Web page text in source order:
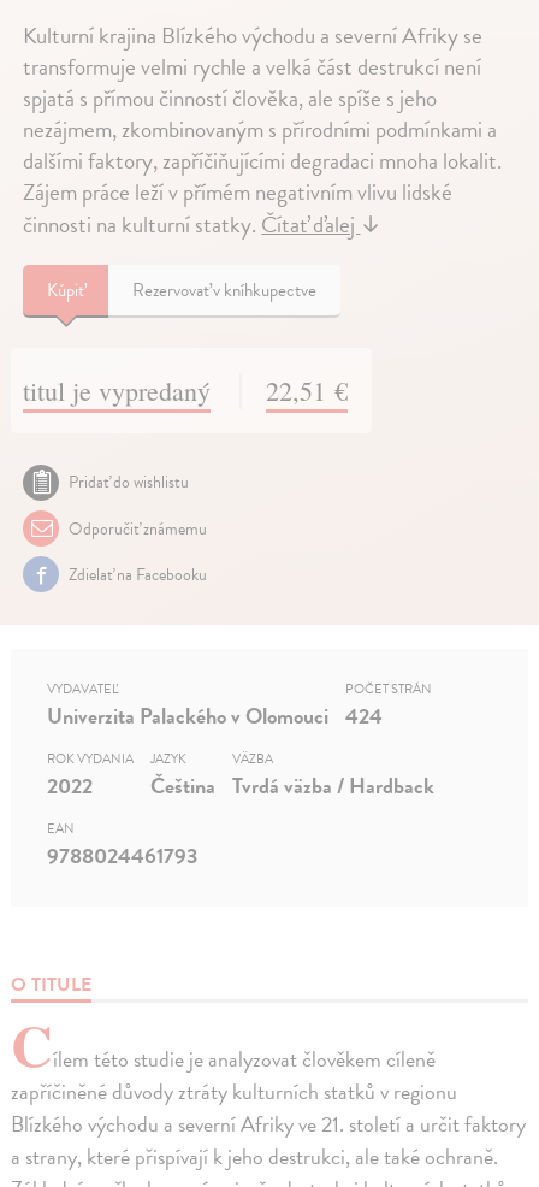
Kulturní krajina Blízkého východu a severní Afriky se
transformuje velmi rychle a velká část destrukcí není
spjatá s přímou činností člověka, ale spíše s jeho
nezájmem, zkombinovaným s přírodními podmínkami a
dalšími faktory, zapříčiňujícími degradaci mnoha lokalit.
Zájem práce leží v přímém negativním vlivu lidské
činnosti na kulturní statky.Čítať ďalej↓
Kúpiť Rezervovať v kníhkupectve
titul je vypredaný 22,51 €
Pridať do wishlistu
Odporučiť známemu
Zdielať na Facebooku
O TITULE
Cílem této studie je analyzovat člověkem cíleně
zapříčiněné důvody ztráty kulturních statků v regionu
Blízkého východu a severní Afriky ve 21. století a určit faktory
a strany, které přispívají k jeho destrukci, ale také ochraně.
VYDAVATEĽ
Univerzita Palackého v Olomouci
POČET STRÁN
424
ROK VYDANIA
2022
JAZYK
Čeština
VÄZBA
Tvrdá väzba / Hardback
EAN
9788024461793